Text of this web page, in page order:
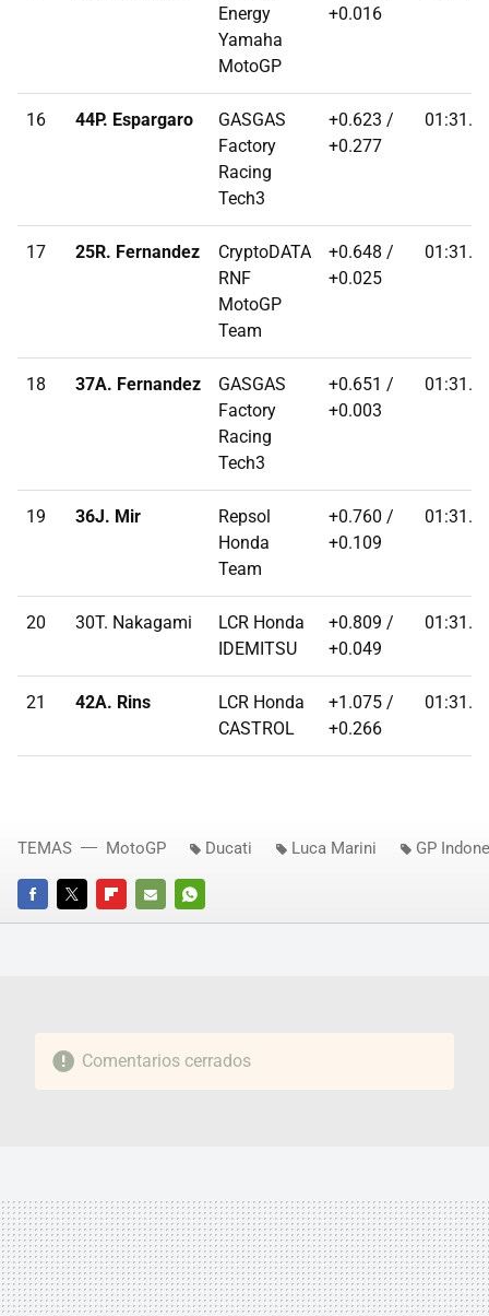
Energy
Yamaha
MotoGP
+0.016
16 44P. Espargaro
GASGAS
Factory
Racing
Tech3
+0.623 /
+0.277
17 25R. Fernandez
CryptoDATA
RNF
MotoGP
Team
+0.648 /
+0.025
18 37A. Fernandez
GASGAS
Factory
Racing
Tech3
+0.651 /
+0.003
19 36J. Mir
Repsol
Honda
Team
+0.760 /
+0.109
20 30T. Nakagami
LCR Honda
IDEMITSU
+0.809 /
+0.049
21 42A. Rins
LCR Honda
CASTROL
+1.075 /
+0.266
FACEBOOKTWITTERFLIPBOARD
E-
WHATSAPP
TEMAS MotoGP Ducati Luca Marini GP
Comentarios cerrados